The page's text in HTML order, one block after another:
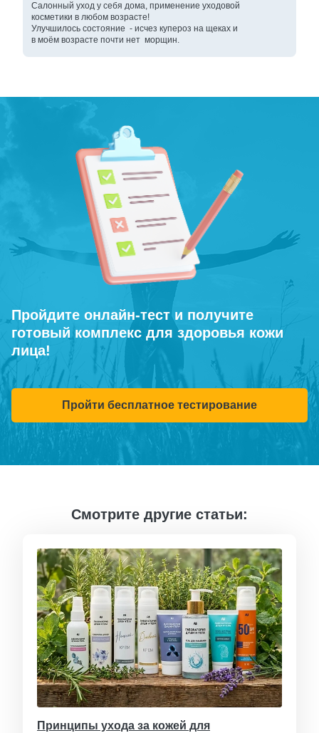
Салонный уход у себя дома, применение уходовой
косметики в любом возрасте!
Улучшилось состояние - исчез купероз на щеках и
в моём возрасте почти нет морщин.
Пройдите онлайн-тест и получите
готовый комплекс для здоровья кожи
лица!
Пройти бесплатное тестирование
Смотрите другие статьи:
Принципы ухода за кожей для